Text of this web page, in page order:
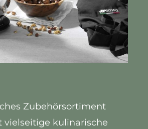
Zubehörsortiment
vielseitige kulinarische